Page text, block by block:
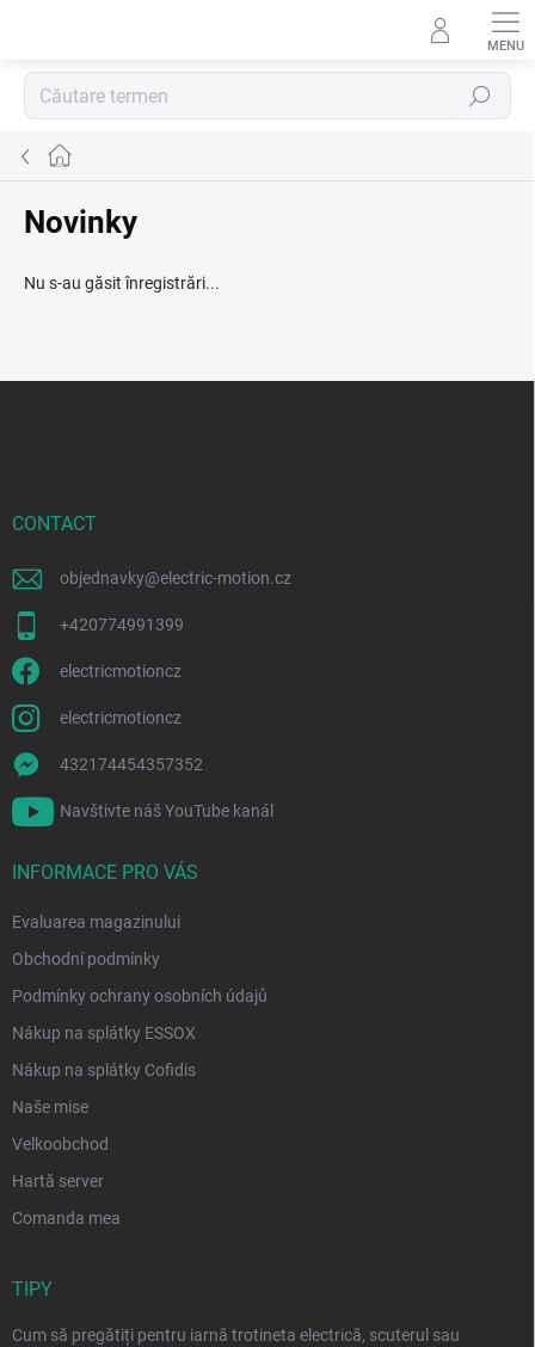
Căutare
Acasă
Novinky
Nu s-au găsit înregistrări...
CONTACT
objednavky@electric-motion.cz
+420774991399
electricmotioncz
electricmotioncz
432174454357352
Navštivte náš YouTube kanál
INFORMACE PRO VÁS
Evaluarea magazinului
Obchodní podmínky
Podmínky ochrany osobních údajů
Nákup na splátky ESSOX
Nákup na splátky Cofidis
Naše mise
Velkoobchod
Hartă server
Comanda mea
TIPY
Cum să pregătiți pentru iarnă trotineta electrică, scuterul sau